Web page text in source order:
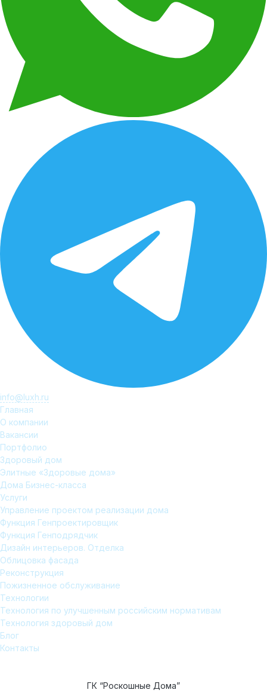
info@luxh.ru
Главная
О компании
Вакансии
Портфолио
Здоровый дом
Элитные «Здоровые дома»
Дома Бизнес-класса
Услуги
Управление проектом реализации дома
Функция Генпроектировщик
Функция Генподрядчик
Дизайн интерьеров. Отделка
Облицовка фасада
Реконструкция
Пожизненное обслуживание
Технологии
Технология по улучшенным российским нормативам
Технология здоровый дом
Блог
Контакты
ГК “Роскошные Дома”